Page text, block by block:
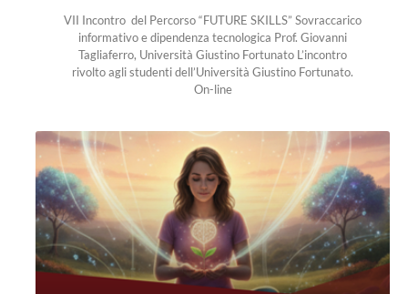
VII Incontro del Percorso “FUTURE SKILLS” Sovraccarico
informativo e dipendenza tecnologica Prof. Giovanni
Tagliaferro, Università Giustino Fortunato L’incontro
rivolto agli studenti dell’Università Giustino Fortunato.
On-line